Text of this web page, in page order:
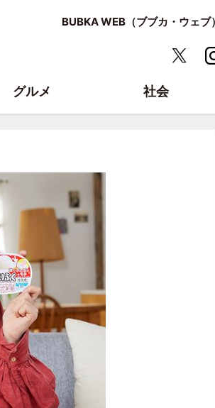
BUBKA WEB（ブブカ・ウェ
グルメ 社会